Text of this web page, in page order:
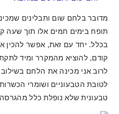
מדובר בלחם שום ותבלינים
תופח בימים חמים אלו תוך שעה
בכלל. יחד עם זאת, אפשר להכין
קודם, להוציא מהמקרר ומיד
לרוב אני מכינה את הלחם
לטובת הטבעוניים ושומרי
טבעונית שלא נופלת כלל